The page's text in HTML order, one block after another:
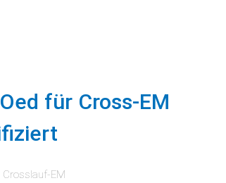
für Cross-EM
Crosslauf-EM